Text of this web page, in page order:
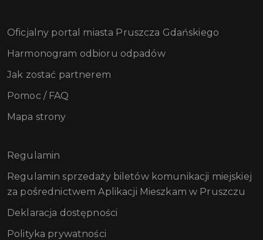
Oficjalny portal miasta Pruszcza Gdańskiego
Harmonogram odbioru odpadów
Jak zostać partnerem
Pomoc / FAQ
Mapa strony
Regulamin
Regulamin sprzedaży biletów komunikacji miejskiej
za pośrednictwem Aplikacji Mieszkam w Pruszczu
Deklaracja dostępności
Polityka prywatności